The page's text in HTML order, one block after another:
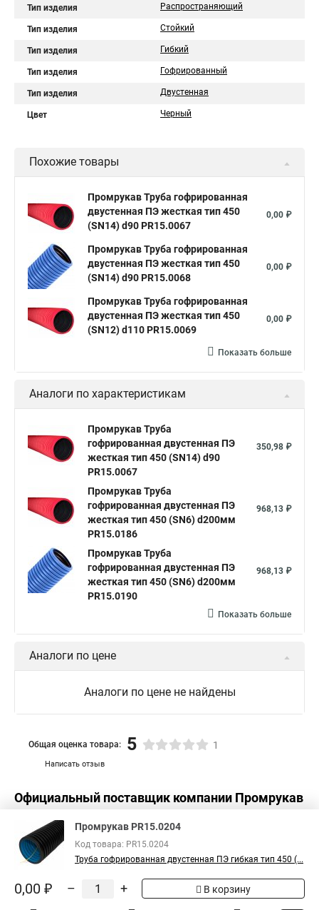
Тип изделия Распространяющий
Тип изделия Стойкий
Тип изделия Гибкий
Тип изделия Гофрированный
Тип изделия Двустенная
Цвет Черный
Похожие товары
Промрукав Труба гофрированная
двустенная ПЭ жесткая тип 450
(SN14) d90 PR15.0067
0,00 ₽
Промрукав Труба гофрированная
двустенная ПЭ жесткая тип 450
(SN14) d90 PR15.0068
0,00 ₽
Промрукав Труба гофрированная
двустенная ПЭ жесткая тип 450
(SN12) d110 PR15.0069
0,00 ₽
Показать больше
Аналоги по характеристикам
Промрукав Труба
гофрированная двустенная ПЭ
жесткая тип 450 (SN14) d90
PR15.0067
350,98 ₽
Промрукав Труба
гофрированная двустенная ПЭ
жесткая тип 450 (SN6) d200мм
PR15.0186
968,13 ₽
Промрукав Труба
гофрированная двустенная ПЭ
жесткая тип 450 (SN6) d200мм
PR15.0190
968,13 ₽
Показать больше
Аналоги по цене
Аналоги по цене не найдены
Написать отзыв
Общая оценка товара: 5 1
Официальный поставщик компании Промрукав
в России
Промрукав PR15.0204
Код товара: PR15.0204
Труба гофрированная двустенная ПЭ гибкая тип 450 (...
0,00 ₽ – + В корзину